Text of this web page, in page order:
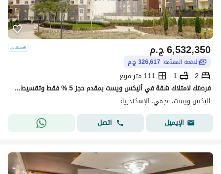
ج.م6,532,350
الدفعة المقدّمة: 326,617 ج.م
2
1
111 متر مربع
فرصتك لامتلاك شقة في أليكس ويست بمقدم حجز 5 % فقط وتقسيط حتى 8 سنوات
اليكس ويست، عجمي، الإسكندرية
الإيميل
اتصل